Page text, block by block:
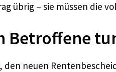
übrig – sie müssen die
Betroffene
neuen